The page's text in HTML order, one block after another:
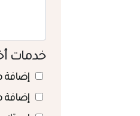
خدمات
إضافة
إضافة